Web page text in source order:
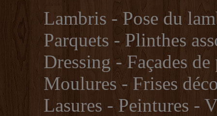
Lambris - Pose du
Parquets - Plinthes
Dressing - Façades de
Moulures - Frises
Lasures - Peintures -